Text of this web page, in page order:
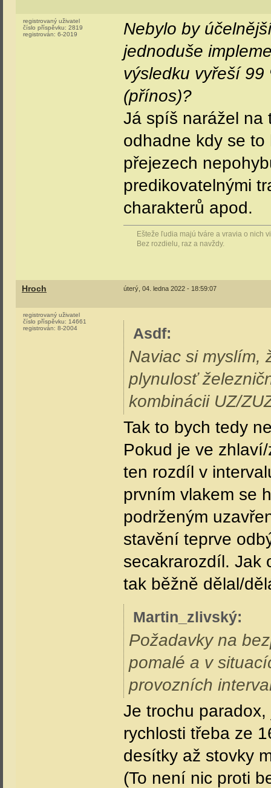
registrovaný uživatel
číslo příspěvku: 2819
registrován: 6-2019
Nebylo by
jednoduše
výsledku vyřeší
(přínos)?
Já spíš narážel na
odhadne kdy se
přejezech
predikovatelnými
charakterů apod.
Ešteže ľudia majú tváre a vravia o nich
Bez rozdielu, raz a navždy.
Hroch úterý, 04. ledna 2022 - 18:59:07
registrovaný uživatel
číslo příspěvku: 14661
registrován: 8-2004 Asdf:
Naviac si myslím,
plynulosť
kombinácii UZ/
Tak to bych tedy
Pokud je ve
ten rozdíl v
prvním vlakem se
podrženým
stavění teprve
secakrarozdíl. Jak
tak běžně dělal/
Martin_zlivský:
Požadavky na
pomalé a v
provozních
Je trochu
rychlosti třeba ze
desítky až stovky
(To není nic proti